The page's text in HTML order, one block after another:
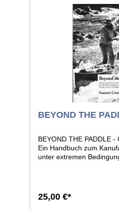
BEYOND THE
BEYOND THE PADDLE
Ein Handbuch zum
unter extremen
25,00 €*